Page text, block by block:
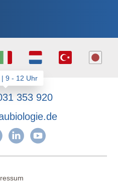
353 920